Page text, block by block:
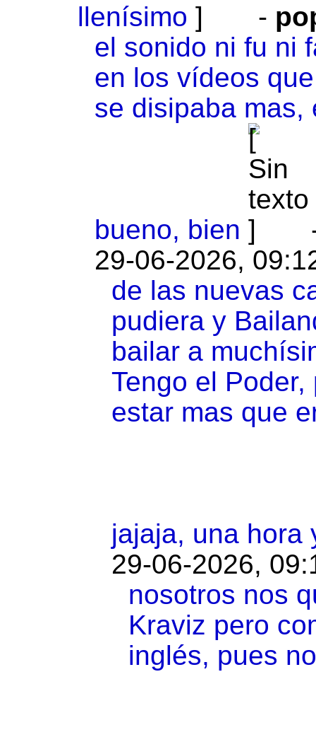
llenísimo -
el sonido ni fu ni
en los vídeos
se disipaba mas,
bueno, bien
29-06-2026,
de las nuevas
pudiera y
bailar a
Tengo el
estar mas que
jajaja, una hora
29-06-2026,
nosotros nos
Kraviz pero
inglés, pues